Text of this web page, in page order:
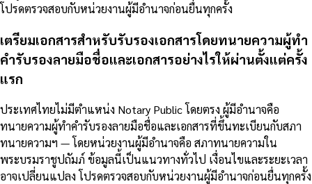
โปรดตรวจสอบกับหน่วยงานผู้มีอำนาจก่อนยื่นทุกครั้ง
เตรียมเอกสารสำหรับรับรองเอกสารโดยทนายความผู้ทำ
คำรับรองลายมือชื่อและเอกสารอย่างไรให้ผ่านตั้งแต่ครั้ง
แรก
ประเทศไทยไม่มีตำแหน่ง Notary Public โดยตรง ผู้มีอำนาจคือ
ทนายความผู้ทำคำรับรองลายมือชื่อและเอกสารที่ขึ้นทะเบียนกับสภา
ทนายความฯ — โดยหน่วยงานผู้มีอำนาจคือ สภาทนายความใน
พระบรมราชูปถัมภ์ ข้อมูลนี้เป็นแนวทางทั่วไป เงื่อนไขและระยะเวลา
อาจเปลี่ยนแปลง โปรดตรวจสอบกับหน่วยงานผู้มีอำนาจก่อนยื่นทุกครั้ง